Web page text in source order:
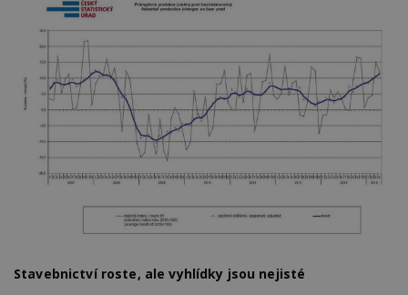
Stavebnictví roste, ale vyhlídky jsou nejisté